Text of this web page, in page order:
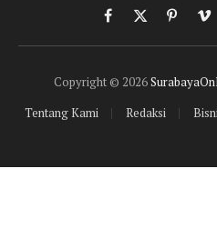
Facebook
X
(Twitter)
Pinterest
Copyright © 2026
Tentang Kami
Redaksi